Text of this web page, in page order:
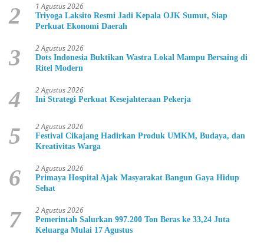
2 1 Agustus 2026
Triyoga Laksito Resmi Jadi Kepala OJK Sumut, Siap
Perkuat Ekonomi Daerah
3 2 Agustus 2026
Dots Indonesia Buktikan Wastra Lokal Mampu Bersaing di
Ritel Modern
4 2 Agustus 2026
Ini Strategi Perkuat Kesejahteraan Pekerja
5 2 Agustus 2026
Festival Cikajang Hadirkan Produk UMKM, Budaya, dan
Kreativitas Warga
6 2 Agustus 2026
Primaya Hospital Ajak Masyarakat Bangun Gaya Hidup
Sehat
7 2 Agustus 2026
Pemerintah Salurkan 997.200 Ton Beras ke 33,24 Juta
Keluarga Mulai 17 Agustus